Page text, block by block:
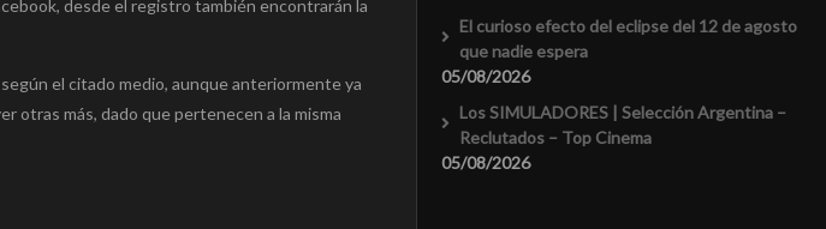
desde el registro también encontrarán la
el citado medio, aunque anteriormente ya
otras más, dado que pertenecen a la misma
El curioso efecto del eclipse del 12 de agosto
que nadie espera
05/08/2026
Los SIMULADORES | Selección Argentina –
Reclutados – Top Cinema
05/08/2026